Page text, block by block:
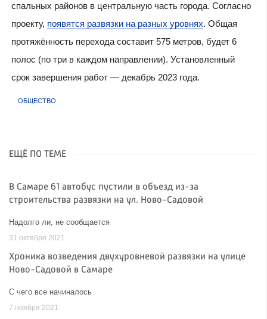
спальных районов в центральную часть города. Согласно
проекту, появятся развязки на разных уровнях. Общая
протяжённость перехода составит 575 метров, будет 6
полос (по три в каждом направлении). Установленный
срок завершения работ — декабрь 2023 года.
ОБЩЕСТВО
ЕЩЁ ПО ТЕМЕ
В Самаре 61 автобус пустили в объезд из-за
строительства развязки на ул. Ново-Садовой
Надолго ли, не сообщается
31 октября 2021
Хроника возведения двухуровневой развязки на улице
Ново-Садовой в Самаре
С чего все начиналось
7 ноября 2021